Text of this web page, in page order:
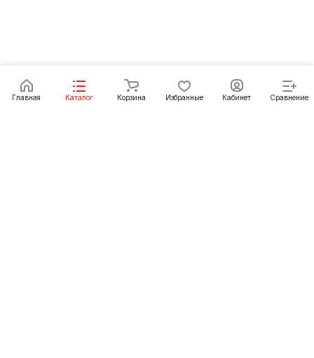
Главная Каталог Корзина Избранные Кабинет Сравнение